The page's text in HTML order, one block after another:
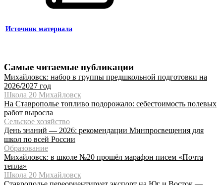
Источник материала
Самые читаемые публикации
Михайловск: набор в группы предшкольной подготовки на
2026/2027 год
Школа 20 Михайловск
На Ставрополье топливо подорожало: себестоимость полевых
работ выросла
Сельское хозяйство
День знаний — 2026: рекомендации Минпросвещения для
школ по всей России
Образование
Михайловск: в школе №20 прошёл марафон писем «Почта
тепла»
Школа 20 Михайловск